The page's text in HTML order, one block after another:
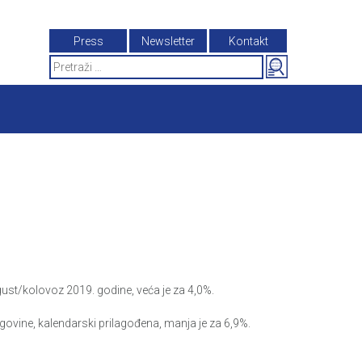
Press Newsletter
Kontakt
Search
for:
kolovoz 2019. godine, veća je za 4,0%.
kalendarski prilagođena, manja je za 6,9%.